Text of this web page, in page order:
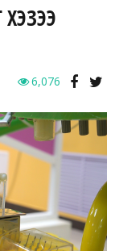
6,076